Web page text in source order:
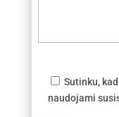
Sutinku,
naudojami